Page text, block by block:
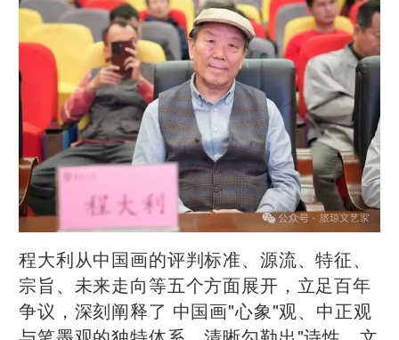
程大利从中国画的评判标准、源流、特征、
宗旨、未来走向等五个方面展开，立足百年
争议，深刻阐释了 中国画"心象"观、中正观